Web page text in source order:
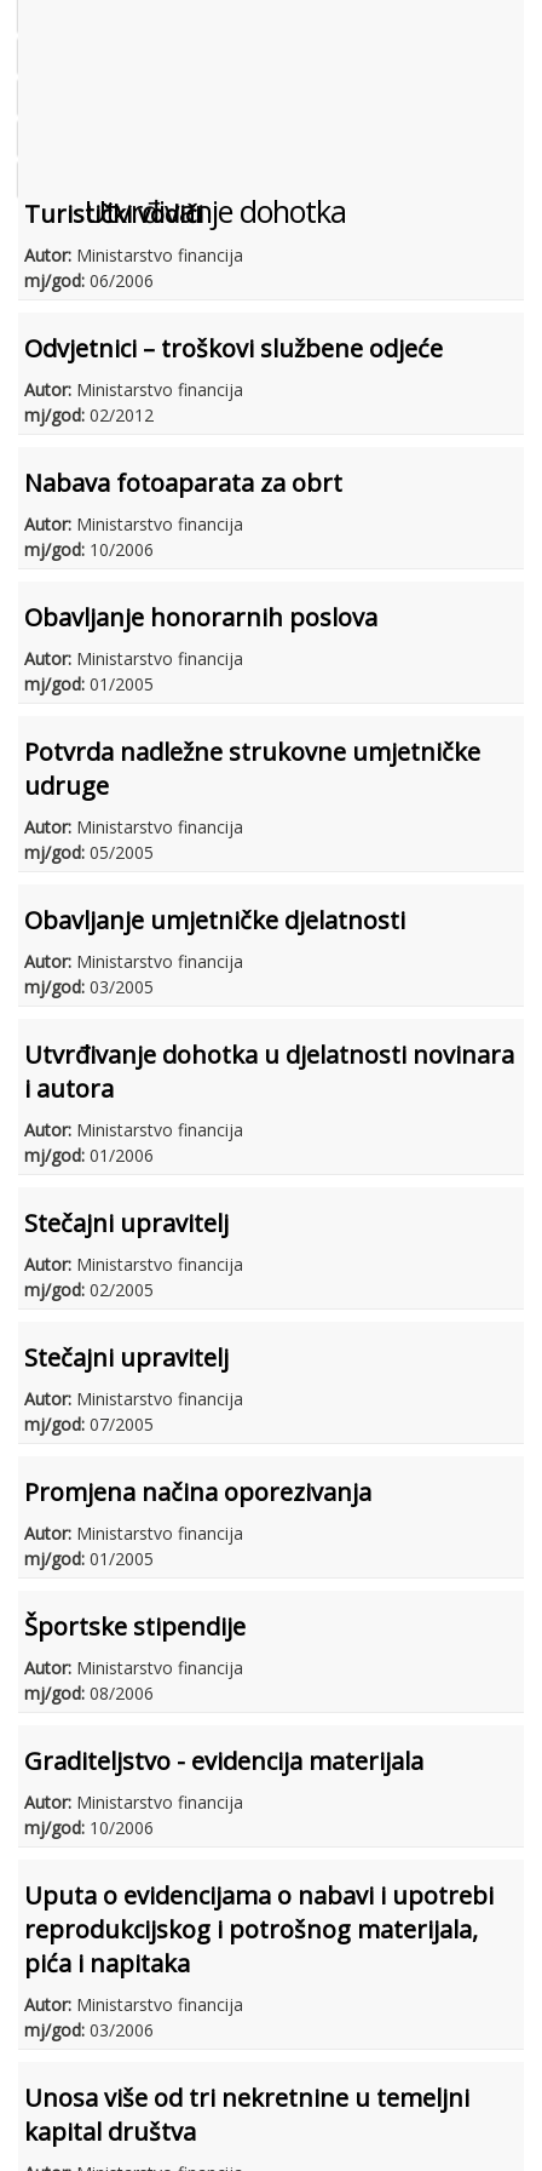
Utvrđivanje dohotka
Turistički vodiči
Autor: Ministarstvo financija
mj/god: 06/2006
Odvjetnici – troškovi službene odjeće
Autor: Ministarstvo financija
mj/god: 02/2012
Nabava fotoaparata za obrt
Autor: Ministarstvo financija
mj/god: 10/2006
Obavljanje honorarnih poslova
Autor: Ministarstvo financija
mj/god: 01/2005
Potvrda nadležne strukovne umjetničke
udruge
Autor: Ministarstvo financija
mj/god: 05/2005
Obavljanje umjetničke djelatnosti
Autor: Ministarstvo financija
mj/god: 03/2005
Utvrđivanje dohotka u djelatnosti novinara
i autora
Autor: Ministarstvo financija
mj/god: 01/2006
Stečajni upravitelj
Autor: Ministarstvo financija
mj/god: 02/2005
Stečajni upravitelj
Autor: Ministarstvo financija
mj/god: 07/2005
Promjena načina oporezivanja
Autor: Ministarstvo financija
mj/god: 01/2005
Športske stipendije
Autor: Ministarstvo financija
mj/god: 08/2006
Graditeljstvo - evidencija materijala
Autor: Ministarstvo financija
mj/god: 10/2006
Uputa o evidencijama o nabavi i upotrebi
reprodukcijskog i potrošnog materijala,
pića i napitaka
Autor: Ministarstvo financija
mj/god: 03/2006
Unosa više od tri nekretnine u temeljni
kapital društva